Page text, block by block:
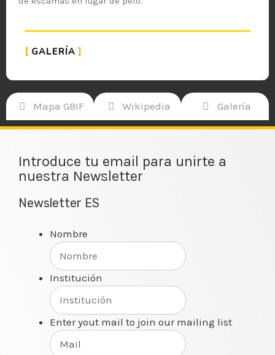
GALERÍA
Mapa GBIF Wikipedia Galería
Introduce tu email para unirte a
nuestra Newsletter
Newsletter ES
Nombre
Institución
Enter yout mail to join our mailing list